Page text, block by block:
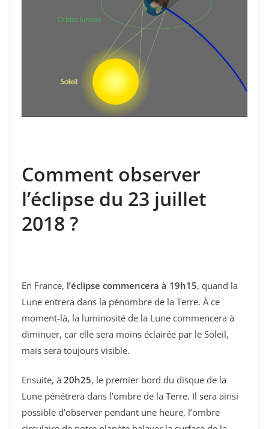
Comment observer
l’éclipse du 23 juillet
2018 ?
En France, l’éclipse commencera à 19h15, quand la
Lune entrera dans la pénombre de la Terre. À ce
moment-là, la luminosité de la Lune commencera à
diminuer, car elle sera moins éclairée par le Soleil,
mais sera toujours visible.
Ensuite, à 20h25, le premier bord du disque de la
Lune pénétrera dans l’ombre de la Terre. Il sera ainsi
possible d’observer pendant une heure, l’ombre